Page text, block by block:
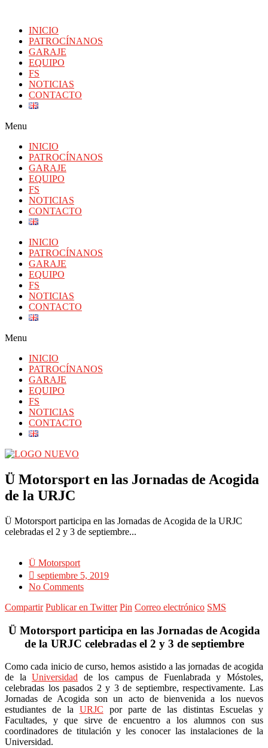
INICIO
PATROCÍNANOS
GARAJE
EQUIPO
FS
NOTICIAS
CONTACTO
Menu
INICIO
PATROCÍNANOS
GARAJE
EQUIPO
FS
NOTICIAS
CONTACTO
INICIO
PATROCÍNANOS
GARAJE
EQUIPO
FS
NOTICIAS
CONTACTO
Menu
INICIO
PATROCÍNANOS
GARAJE
EQUIPO
FS
NOTICIAS
CONTACTO
Ü Motorsport en las Jornadas de Acogida
de la URJC
Ü Motorsport participa en las Jornadas de Acogida de la URJC
celebradas el 2 y 3 de septiembre...
Ü Motorsport
septiembre 5, 2019
No Comments
Compartir Publicar en Twitter Pin Correo electrónico SMS
Ü Motorsport participa en las Jornadas de Acogida
de la URJC celebradas el 2 y 3 de septiembre
Como cada inicio de curso, hemos asistido a las jornadas de acogida
de laUniversidad de los campus de Fuenlabrada y Móstoles,
celebradas los pasados 2 y 3 de septiembre, respectivamente. Las
Jornadas de Acogida son un acto de bienvenida a los nuevos
estudiantes de la URJC por parte de las distintas Escuelas y
Facultades, y que sirve de encuentro a los alumnos con sus
coordinadores de titulación y les conocer las instalaciones de la
Universidad.